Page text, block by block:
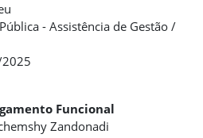
- Assistência de Gestão /
Funcional
Zandonadi